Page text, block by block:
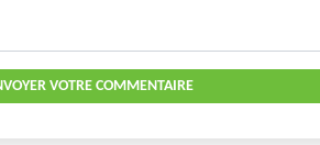
VOTRE COMMENTAIRE